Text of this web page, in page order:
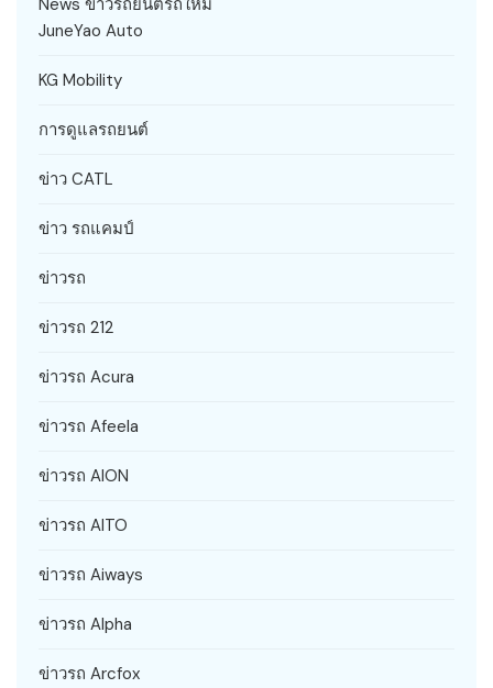
News ข่าวรถยนต์รถใหม่
JuneYao Auto
KG Mobility
การดูแลรถยนต์
ข่าว CATL
ข่าว รถแคมป์
ข่าวรถ
ข่าวรถ 212
ข่าวรถ Acura
ข่าวรถ Afeela
ข่าวรถ AION
ข่าวรถ AITO
ข่าวรถ Aiways
ข่าวรถ Alpha
ข่าวรถ Arcfox